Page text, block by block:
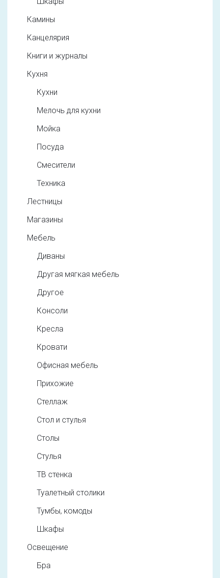
Камины
Канцелярия
Книги и журналы
Кухня
Кухни
Мелочь для кухни
Мойка
Посуда
Смесители
Техника
Лестницы
Магазины
Мебель
Диваны
Другая мягкая мебель
Другое
Консоли
Кресла
Кровати
Офисная мебель
Прихожие
Стеллаж
Стол и стулья
Столы
Стулья
ТВ стенка
Туалетный столики
Тумбы, комоды
Шкафы
Освещение
Бра